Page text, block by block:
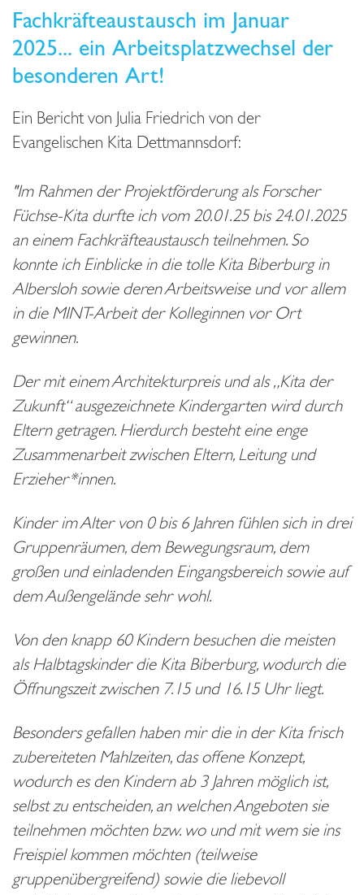
Fachkräfteaustausch im Januar
2025... ein Arbeitsplatzwechsel der
besonderen Art!
Ein Bericht von Julia Friedrich von der
Evangelischen Kita Dettmannsdorf:
"Im Rahmen der Projektförderung als Forscher
Füchse-Kita durfte ich vom 20.01.25 bis 24.01.2025
an einem Fachkräfteaustausch teilnehmen. So
konnte ich Einblicke in die tolle Kita Biberburg in
Albersloh sowie deren Arbeitsweise und vor allem
in die MINT-Arbeit der Kolleginnen vor Ort
gewinnen.
Der mit einem Architekturpreis und als „Kita der
Zukunft“ ausgezeichnete Kindergarten wird durch
Eltern getragen. Hierdurch besteht eine enge
Zusammenarbeit zwischen Eltern, Leitung und
Erzieher*innen.
Kinder im Alter von 0 bis 6 Jahren fühlen sich in drei
Gruppenräumen, dem Bewegungsraum, dem
großen und einladenden Eingangsbereich sowie auf
dem Außengelände sehr wohl.
Von den knapp 60 Kindern besuchen die meisten
als Halbtagskinder die Kita Biberburg, wodurch die
Öffnungszeit zwischen 7.15 und 16.15 Uhr liegt.
Besonders gefallen haben mir die in der Kita frisch
zubereiteten Mahlzeiten, das offene Konzept,
wodurch es den Kindern ab 3 Jahren möglich ist,
selbst zu entscheiden, an welchen Angeboten sie
teilnehmen möchten bzw. wo und mit wem sie ins
Freispiel kommen möchten (teilweise
gruppenübergreifend) sowie die liebevoll